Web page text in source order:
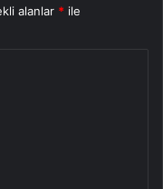
alanlar * ile